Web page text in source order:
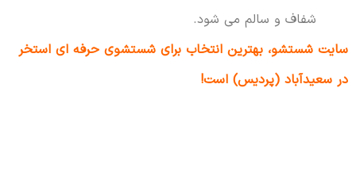
شفاف و سالم می شود.
سایت شستشو، بهترین انتخاب برای شستشوی حرفه ای استخر
در سعیدآباد (پردیس) است!